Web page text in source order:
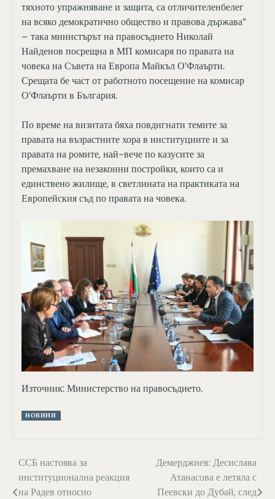
тяхното упражняване и защита, са отличителенбелег
на всяко демократично общество и правова държава“
– така министърът на правосъдието Николай
Найденов посрещна в МП комисаря по правата на
човека на Съвета на Европа Майкъл О’Флаърти.
Срещата бе част от работното посещение на комисар
О’Флаърти в България.
По време на визитата бяха повдигнати темите за
правата на възрастните хора в институциите и за
правата на ромите, най-вече по казусите за
премахване на незаконни постройки, които са и
единствено жилище, в светлината на практиката на
Европейския съд по правата на човека.
Източник: Министерство на правосъдието.
НОВИНИ
Навигация
ССБ настоява за
институционална реакция
на Радев относно
Демерджиев: Десислава
Атанасова е летяла с
Пеевски до Дубай, след